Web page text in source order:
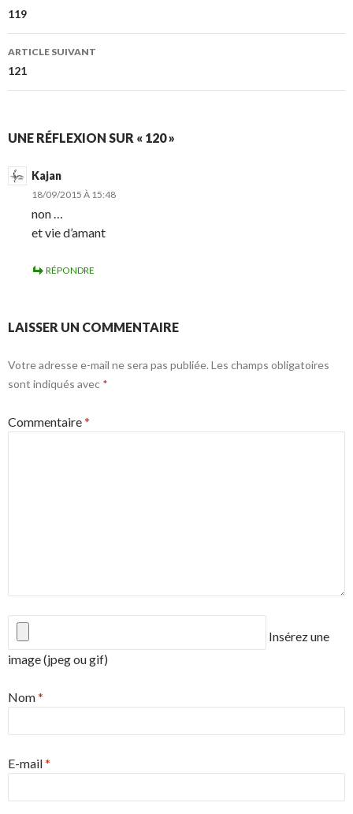
des
articles
119
ARTICLE SUIVANT
121
UNE RÉFLEXION SUR « 120 »
Kajan
18/09/2015 À 15:48
non …
et vie d’amant
RÉPONDRE
LAISSER UN COMMENTAIRE
Votre adresse e-mail ne sera pas publiée. Les champs obligatoires
sont indiqués avec *
Commentaire*
Insérez une
image (jpeg ou gif)
Nom*
E-mail*